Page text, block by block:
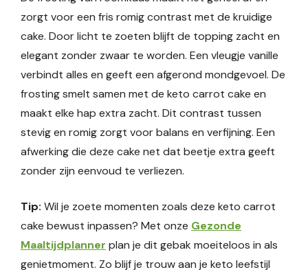
zorgt voor een fris romig contrast met de kruidige
cake. Door licht te zoeten blijft de topping zacht en
elegant zonder zwaar te worden. Een vleugje vanille
verbindt alles en geeft een afgerond mondgevoel. De
frosting smelt samen met de keto carrot cake en
maakt elke hap extra zacht. Dit contrast tussen
stevig en romig zorgt voor balans en verfijning. Een
afwerking die deze cake net dat beetje extra geeft
zonder zijn eenvoud te verliezen.
Tip: Wil je zoete momenten zoals deze keto carrot
cake bewust inpassen? Met onze Gezonde
Maaltijdplanner plan je dit gebak moeiteloos in als
genietmoment. Zo blijf je trouw aan je keto leefstijl